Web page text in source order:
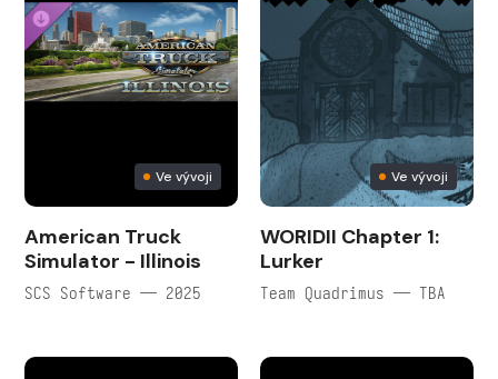
Ve vývoji
American Truck
Simulator - Illinois
SCS Software — 2025
Ve vývoji
WORIDII Chapter 1:
Lurker
Team Quadrimus — TBA